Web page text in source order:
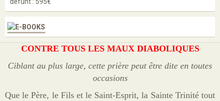
Médailles
Scapulaires
Cordons
Sites
CONTRE TOUS LES MAUX DIABOLIQUES
Ciblant au plus large, cette prière peut être dite en toutes
occasions
Que le Père, le Fils et le Saint-Esprit, la Sainte Trinité tout